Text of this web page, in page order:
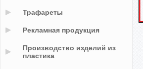
Трафареты
Рекламная продукция
Производство изделий из
пластика